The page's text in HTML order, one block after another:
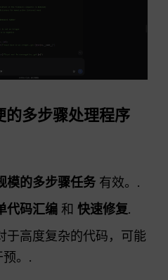
的多步骤处理程序
模的多步骤任务 有效。.
代码汇编 和快速修复.
于高度复杂的代码，可能
。.